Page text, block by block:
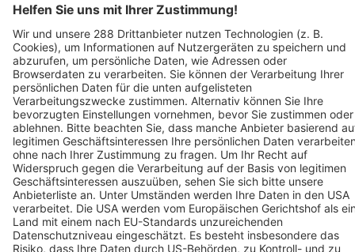
AUG
8
08:00
Langen Freizeit- und Familienbad Langen
Freizeit- und Familienbad 2026 - Das Ticket berechtigt zum
einmaligen Eintritt in das Bad. Kein Wiedereintritt möglich.